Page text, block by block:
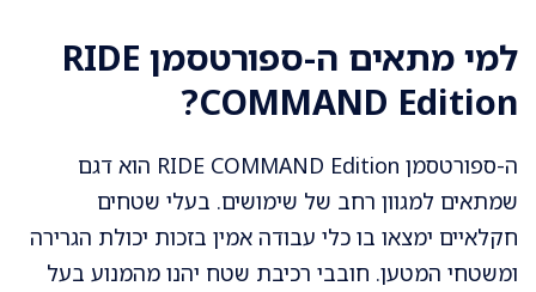
למי מתאים ה-ספורטסמן RIDE
COMMAND Edition?
ה-ספורטסמן RIDE COMMAND Edition הוא דגם
שמתאים למגוון רחב של שימושים. בעלי שטחים
חקלאיים ימצאו בו כלי עבודה אמין בזכות יכולת הגרירה
ומשטחי המטען. חובבי רכיבת שטח יהנו מהמנוע בעל